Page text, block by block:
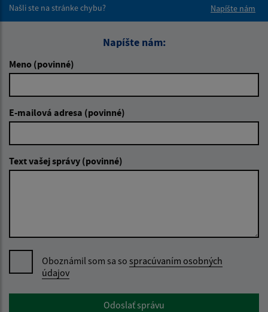
Našli ste na stránke chybu?
Napíšte nám
Napíšte nám:
Meno (povinné)
E-mailová adresa (povinné)
Text vašej správy (povinné)
Oboznámil som sa so spracúvaním osobných
údajov
Google reCaptcha ResponseOdoslať správu